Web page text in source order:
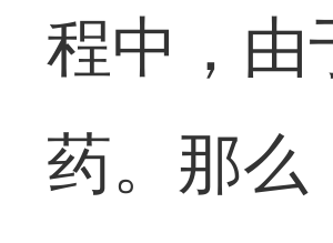
程中，由
药。那么